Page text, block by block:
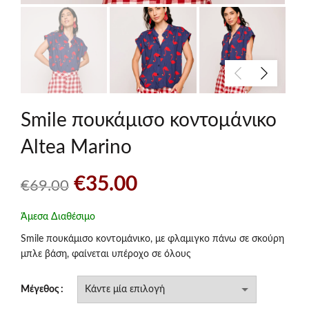
Smile πουκάμισο κοντομάνικο
Altea Marino
€69.00 Original
price
was:
€69.00.
€35.00Η
τιμή
είναι:
€35.00.
Άμεσα Διαθέσιμο
Smile πουκάμισο κοντομάνικο, με φλαμιγκο πάνω σε σκούρη
μπλε βάση, φαίνεται υπέροχο σε όλους
Μέγεθος